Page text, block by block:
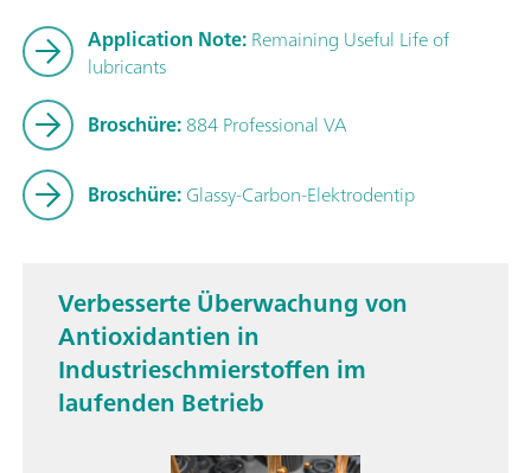
Application Note:Remaining Useful Life of
lubricants
Broschüre:884 Professional VA
Broschüre:Glassy-Carbon-Elektrodentip
Verbesserte Überwachung von
Antioxidantien in
Industrieschmierstoffen im
laufenden Betrieb